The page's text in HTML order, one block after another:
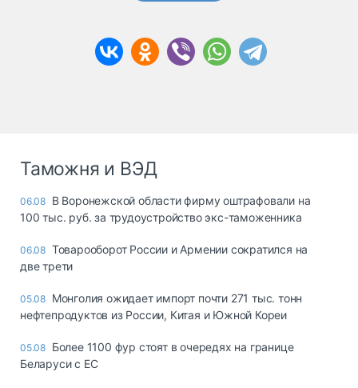
Таможня и ВЭД
06.08 В Воронежской области фирму оштрафовали на
100 тыс. руб. за трудоустройство экс-таможенника
06.08 Товарооборот России и Армении сократился на
две трети
05.08 Монголия ожидает импорт почти 271 тыс. тонн
нефтепродуктов из России, Китая и Южной Кореи
05.08 Более 1100 фур стоят в очередях на границе
Беларуси с ЕС